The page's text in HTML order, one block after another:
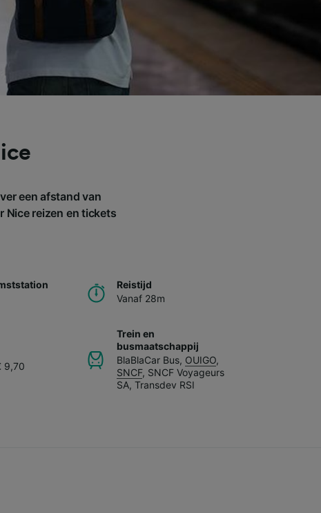
een afstand van
Nice reizen en tickets
Reistijd
Vanaf 28m
9,70
Trein en
busmaatschappij
BlaBlaCar Bus, OUIGO,
SNCF, SNCF Voyageurs
SA, Transdev RSI